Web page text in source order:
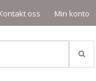
oss Min konto